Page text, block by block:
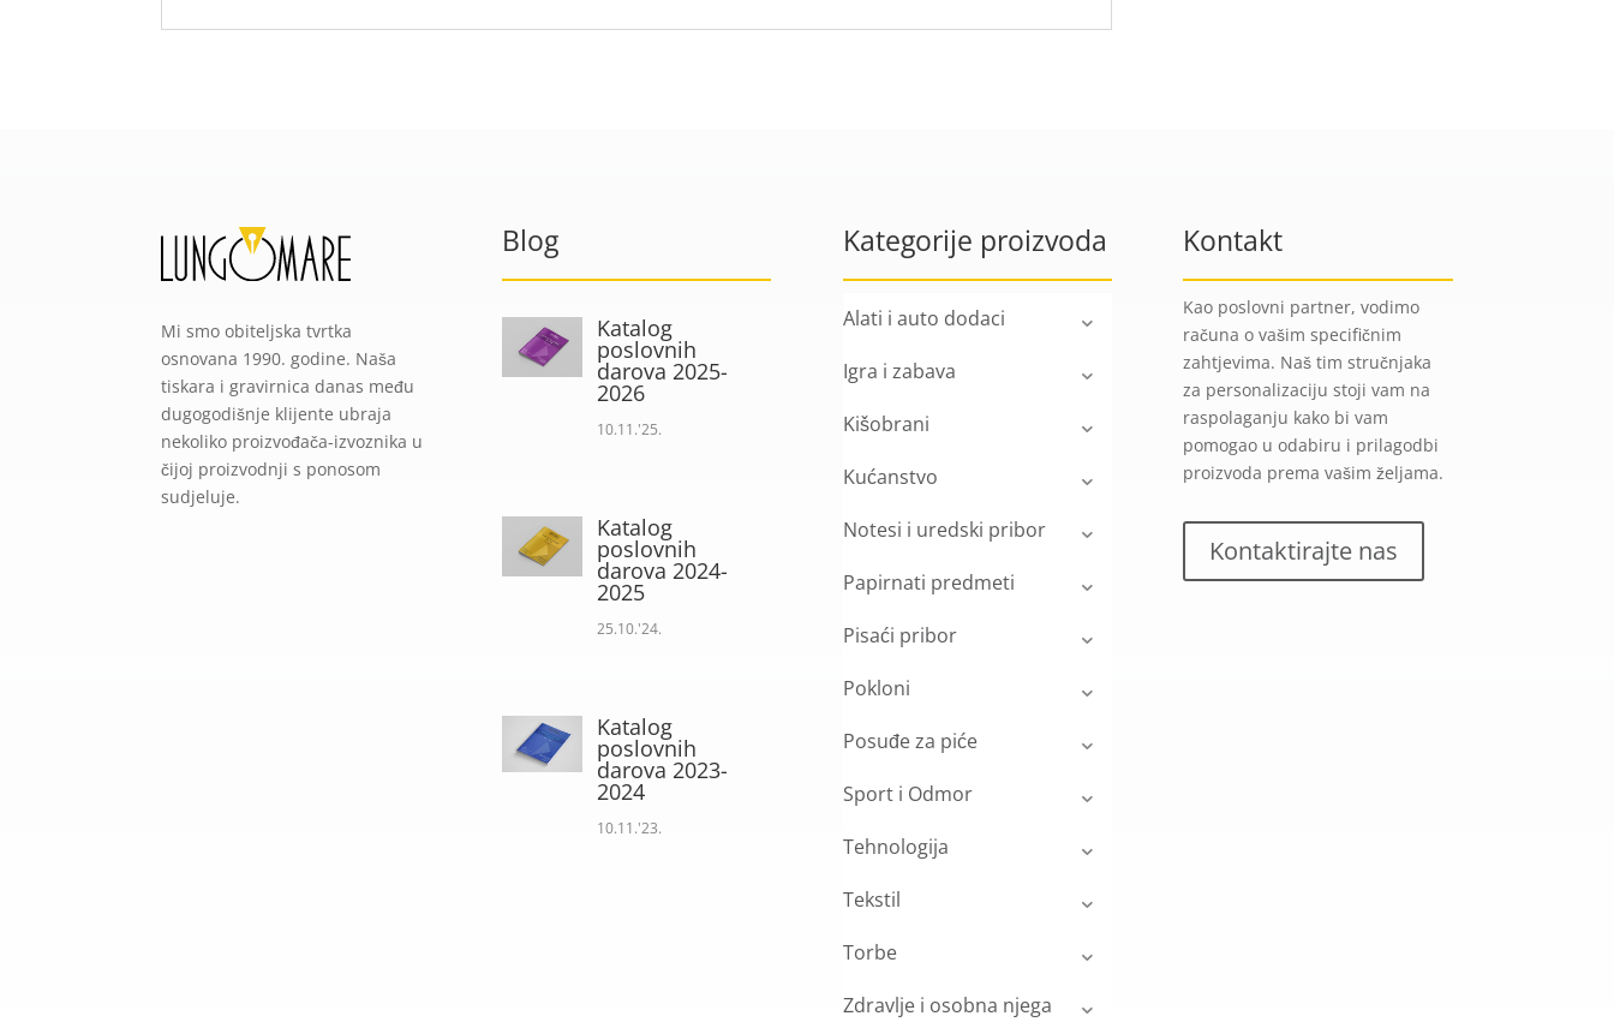
Mi smo obiteljska tvrtka
osnovana 1990. godine. Naša
tiskara i gravirnica danas među
dugogodišnje klijente ubraja
nekoliko proizvođača-izvoznika u
čijoj proizvodnji s ponosom
sudjeluje.
Blog
Katalog
poslovnih
darova 2025-
2026
10.11.'25.
Katalog
poslovnih
darova 2024-
2025
25.10.'24.
Katalog
poslovnih
darova 2023-
2024
10.11.'23.
Kategorije proizvoda
Alati i auto dodaci
Igra i zabava
Kišobrani
Kućanstvo
Notesi i uredski pribor
Papirnati predmeti
Pisaći pribor
Pokloni
Posuđe za piće
Sport i Odmor
Tehnologija
Tekstil
Torbe
Zdravlje i osobna njega
Kontakt
Kao poslovni partner, vodimo
računa o vašim specifičnim
zahtjevima. Naš tim stručnjaka
za personalizaciju stoji vam na
raspolaganju kako bi vam
pomogao u odabiru i prilagodbi
proizvoda prema vašim željama.
Kontaktirajte nas